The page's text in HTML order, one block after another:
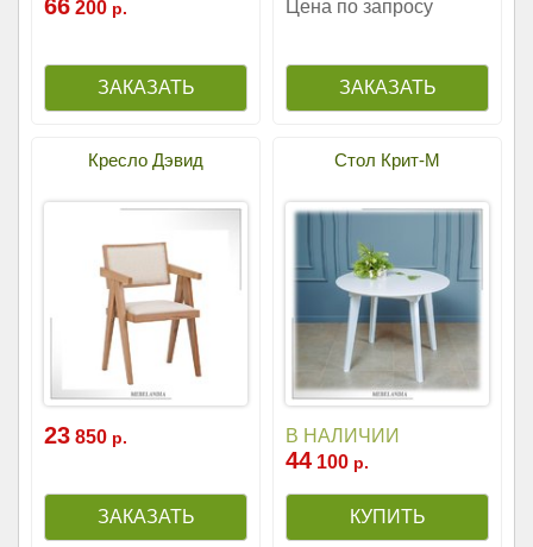
66 200 р. Цена по запросу
Кресло Дэвид
23 850 р.
Стол Крит-М
В НАЛИЧИИ
44 100 р.